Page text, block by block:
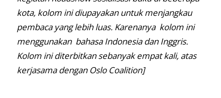
kota, kolom ini diupayakan untuk menjangkau
pembaca yang lebih luas. Karenanya kolom ini
menggunakan bahasa Indonesia dan Inggris.
Kolom ini diterbitkansebanyak empat kali,atas
kerjasama dengan Oslo Coalition]